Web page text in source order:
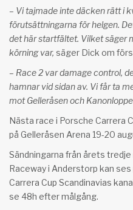
– Vi tajmade inte däcken rätt i
förutsättningarna för helgen.
det här startfältet. Vilket säger
körning var, säger Dick om
– Race 2 var damage control,
hamnar vid sidan av. Vi får ta
mot Gelleråsen och
Nästa race i Porsche Carrera
på Gelleråsen Arena 19-20
Sändningarna från årets
Raceway i Anderstorp kan ses
Carrera Cup Scandinavias
se 48h efter målgång.